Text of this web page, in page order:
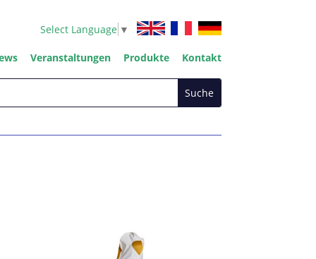
Select Language ▼
Veranstaltungen Produkte Kontakt